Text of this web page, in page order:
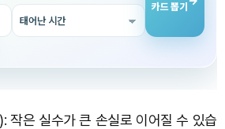
작은 실수가 큰 손실로 이어질 수 있습